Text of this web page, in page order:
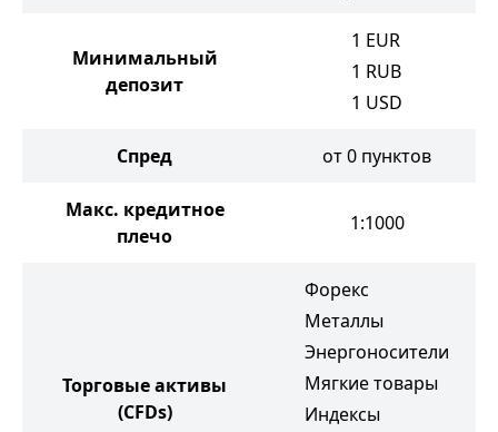
Минимальный
депозит
1 EUR
1 RUB
1 USD
Спред от 0 пунктов
Макс. кредитное
плечо
1:1000
Торговые активы
(CFDs)
Форекс
Металлы
Энергоносители
Мягкие товары
Индексы